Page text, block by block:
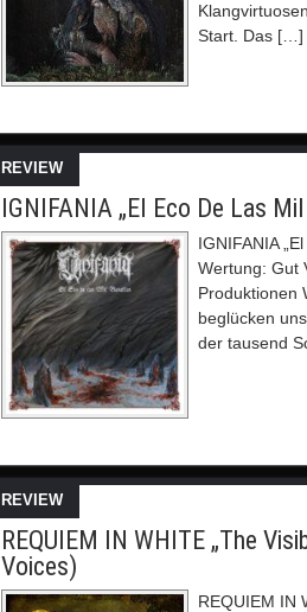
Start. Das […]
REVIEW
IGNIFANIA „El Eco De Las
IGNIFANIA
Wertung: Gut
Produktionen
beglücken
der tausend
REVIEW
REQUIEM IN WHITE „The
Voices)
REQUIEM IN